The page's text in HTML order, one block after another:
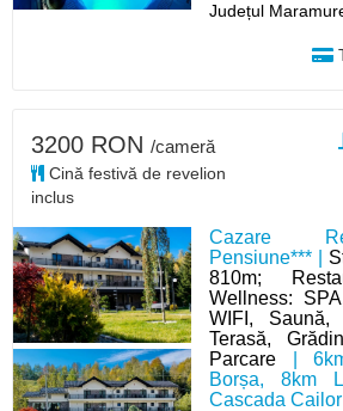
Județul
Cazare
Pensiune*** |
810m;
Wellness:
WIFI, Saună,
Terasă,
Parcare |
Borșa, 8km
Cascada Cailor
3200 RON /cameră
Cină festivă de revelion
inclus